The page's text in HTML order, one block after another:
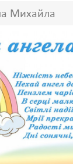
Михайла